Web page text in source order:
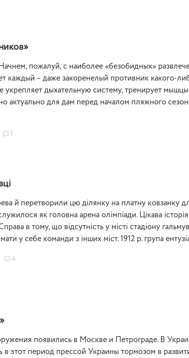
пожалуй, с наиболее «безобидных»
каждый – даже закоренелый противник какого-
укрепляет дыхательную систему, тренирует
актуально для дам перед началом пляжного
й перетворили цю ділянку на платну ковзанку
як головна арена олімпіади. Цікава
в тому, що відсутність у місті стадіону
у себе команди з інших міст. 1912 р. група
4
появились в Москве и Петрограде. В
в этот период прессой Украины тормозом в